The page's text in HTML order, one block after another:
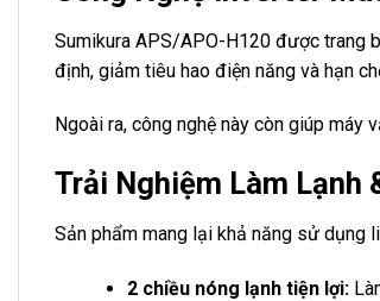
Sumikura APS/APO-H120 được trang
định, giảm tiêu hao điện năng và hạn
Ngoài ra, công nghệ này còn giúp máy
Trải Nghiệm Làm Lạnh
Sản phẩm mang lại khả năng sử dụng
2 chiều nóng lạnh tiện lợi: